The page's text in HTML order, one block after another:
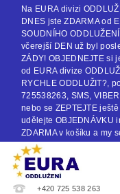
Na EURA divizi
DNES jste ZDARMA od
SOUDNÍHO
včerejší DEN už byl
ZÁDY! OBJEDNEJTE si
od EURA divize
RYCHLE ODDLUŽIT?,
725538263, SMS,
nebo se ZEPTEJTE
udělejte OBJEDNÁVKU
ZDARMA v košíku a my
+420 725 538 263